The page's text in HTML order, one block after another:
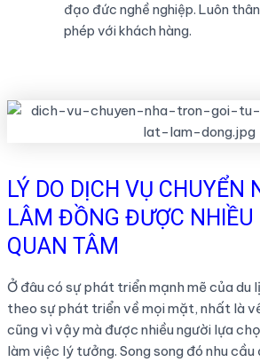
đạo đức nghề nghiệp. Luôn
phép với khách hàng.
LÝ DO DỊCH VỤ CHUYỂN
LÂM ĐỒNG ĐƯỢC NHIỀU
QUAN TÂM
Ở đâu có sự phát triển mạnh mẽ của du
theo sự phát triển về mọi mặt, nhất là
cũng vì vậy mà được nhiều người lựa
làm việc lý tưởng. Song song đó nhu